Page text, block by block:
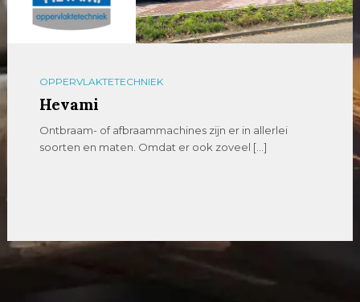
OPPERVLAKTETECHNIEK
Hevami
Ontbraam- of afbraammachines zijn er in allerlei
soorten en maten. Omdat er ook zoveel […]